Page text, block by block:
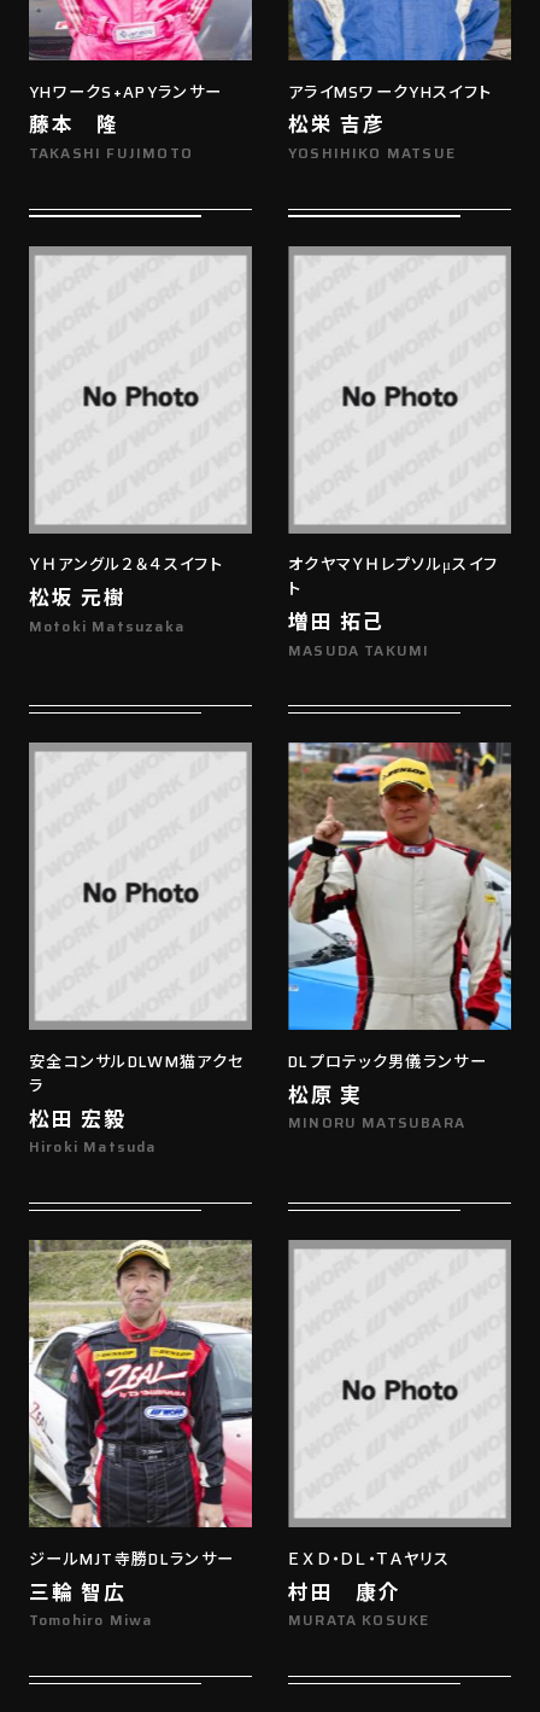
YHワークS+APYランサー
藤本 隆
TAKASHI FUJIMOTO
アライMSワークYHスイフト
松栄 吉彦
YOSHIHIKO MATSUE
ＹＨアングル２＆４スイフト
松坂 元樹
Motoki Matsuzaka
オクヤマＹＨレプソルμスイフ
ト
増田 拓己
MASUDA TAKUMI
安全コンサルDLWM猫アクセ
ラ
松田 宏毅
Hiroki Matsuda
DLプロテック男儀ランサー
松原 実
MINORU MATSUBARA
ジールMJT寺勝DLランサー
三輪 智広
Tomohiro Miwa
ＥＸＤ・ＤＬ・ＴＡヤリス
村田 康介
MURATA KOSUKE